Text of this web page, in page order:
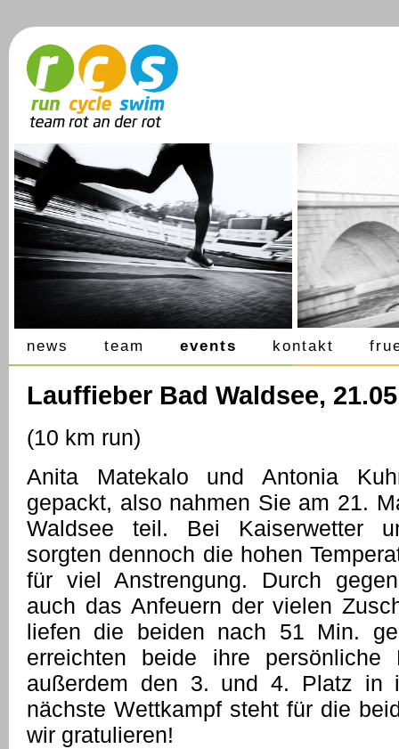
news team events kontakt
Lauffieber Bad Waldsee,
(10 km run)
Anita Matekalo und Antonia
gepackt, also nahmen Sie am 21.
Waldsee teil. Bei Kaiserwetter
sorgten dennoch die hohen
für viel Anstrengung. Durch
auch das Anfeuern der vielen
liefen die beiden nach 51 Min.
erreichten beide ihre persönliche
außerdem den 3. und 4. Platz in
nächste Wettkampf steht für die
wir gratulieren!